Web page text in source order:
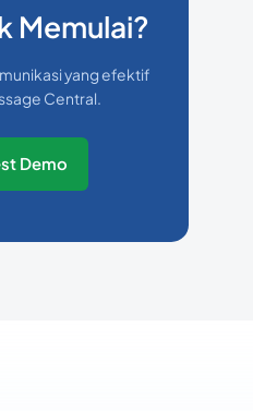
Memulai?
yang efektif
Central.
Demo